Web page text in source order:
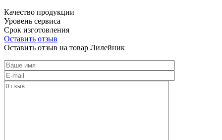
Качество продукции
Уровень сервиса
Срок изготовления
Оставить отзыв
Оставить отзыв на товар Лилейник